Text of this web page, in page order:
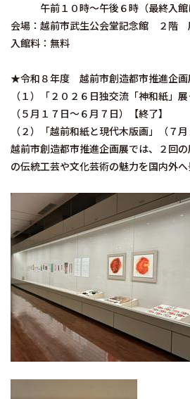
午前１０時～午後６時（最終入館
会場：越前市武生公会堂記念館 ２階
入館料：無料
★令和８年度 越前市創造都市推進企画
（１）「２０２６日独交流「神和紙」
（５月１７日～６月７日）【終了】
（２）「越前和紙と現代木版画」（７
越前市創造都市推進企画展では、２回
の伝統工芸や文化芸術の魅力を国内外へ